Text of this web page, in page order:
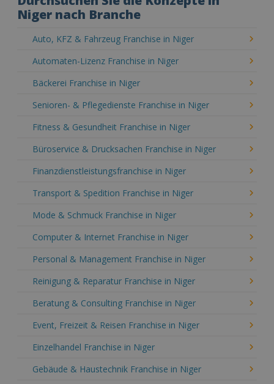
Niger nach Branche
Auto, KFZ & Fahrzeug Franchise in Niger
Automaten-Lizenz Franchise in Niger
Bäckerei Franchise in Niger
Senioren- & Pflegedienste Franchise in Niger
Fitness & Gesundheit Franchise in Niger
Büroservice & Drucksachen Franchise in Niger
Finanzdienstleistungsfranchise in Niger
Transport & Spedition Franchise in Niger
Mode & Schmuck Franchise in Niger
Computer & Internet Franchise in Niger
Personal & Management Franchise in Niger
Reinigung & Reparatur Franchise in Niger
Beratung & Consulting Franchise in Niger
Event, Freizeit & Reisen Franchise in Niger
Einzelhandel Franchise in Niger
Gebäude & Haustechnik Franchise in Niger